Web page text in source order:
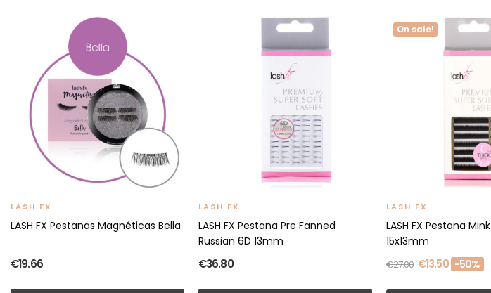
LASH FX
LASH FX Pestanas Magnéticas Bella
€19.66
LASH FX
LASH FX Pestana Pre Fanned
Russian 6D 13mm
€36.80
On sale!
LASH FX
LASH FX Pestana
15x13mm
€27.00 €13.50 -50%